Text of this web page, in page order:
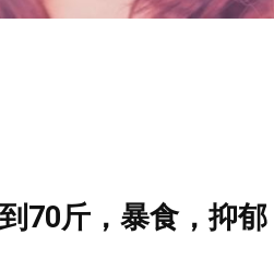
70斤，暴食，抑